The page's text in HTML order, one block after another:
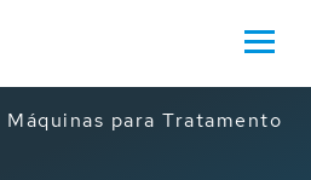
Máquinas para Tratamento